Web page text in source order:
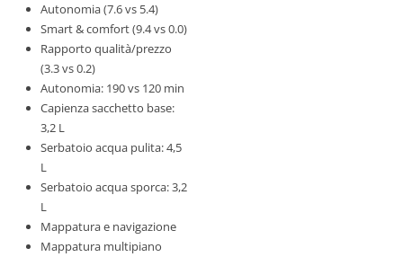
Autonomia (7.6 vs 5.4)
Smart & comfort (9.4 vs 0.0)
Rapporto qualità/prezzo
(3.3 vs 0.2)
Autonomia: 190 vs 120 min
Capienza sacchetto base:
3,2 L
Serbatoio acqua pulita: 4,5
L
Serbatoio acqua sporca: 3,2
L
Mappatura e navigazione
Mappatura multipiano